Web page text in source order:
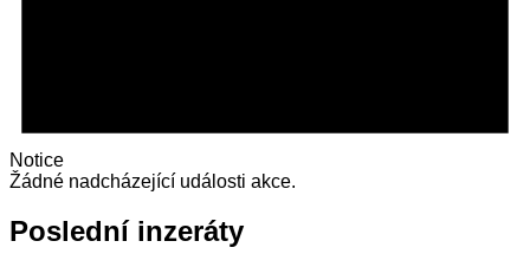
Notice
Žádné nadcházející události akce.
Poslední inzeráty